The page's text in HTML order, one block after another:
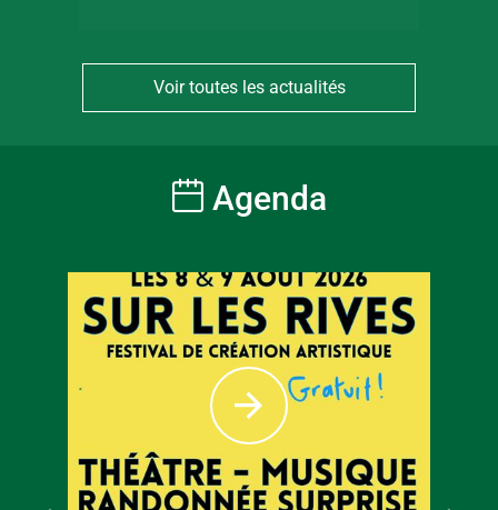
Voir toutes les actualités
Agenda